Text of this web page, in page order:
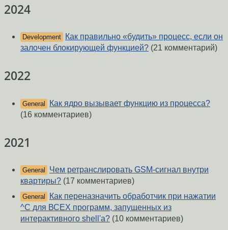
2024
Development
Как правильно «будить» процесс, если он
залочен блокирующей функцией? (21 комментарий)
2022
General
Как ядро вызывает функцию из процесса?
(16 комментариев)
2021
General
Чем ретранслировать GSM-сигнал внутри
квартиры? (17 комментариев)
General
Как переназначить обработчик при нажатии
^C для ВСЕХ программ, запущенных из
интерактивного shell'а? (10 комментариев)